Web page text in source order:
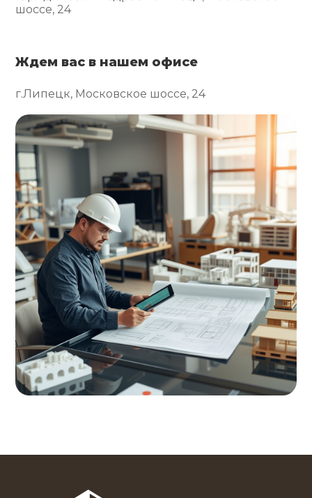
шоссе, 24
Ждем вас в нашем офисе
г.Липецк, Московское шоссе, 24